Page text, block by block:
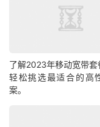
了解2023年移动宽带套
轻松挑选最适合的高
案。